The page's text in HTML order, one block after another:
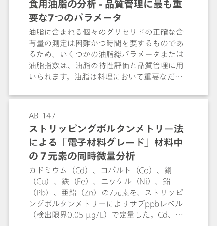
食用油脂の分析 - 品質管理に最も重
要な7つのパラメータ
油脂に含まれる個々のグリセリドの正確な含
有量の測定は困難かつ時間を要するものであ
るため、いくつかの油脂総パラメータまたは
油脂指数は、油脂の特性評価と品質管理に用
いられます。油脂は料理において重要なだけ
およびパーソナルケア製品のための重要な成
格や基準では、最も重要な品質管理パラメー
タの測定について説明されています。この
Application Bulletinでは、以下の食用油脂に
おける油脂パラメータのための8つの重要な分
析メソッドについて説明されています:カール
フィッシャーメソッドに準じた水分の測定; ラ
ンシマット法に準じた酸化安定性の測定; ヨウ
素価; 過酸化物価; 鹸化価; 酸価、遊離脂肪酸
(FFA); 水酸基価; ポーラログラフィーを用いた
ニッケルの微量測定; これらのメソッドでは、
AB-147
ストリッピングボルタンメトリー法
による「電子材料グレード」材料中
の７元素の同時微量分析
カドミウム（Cd）、コバルト（Co）、銅
（Cu）、鉄（Fe）、ニッケル（Ni）、鉛
（Pb）、亜鉛（Zn）の7元素を、ストリッピ
ングボルタンメトリーによりサブppbレベル
（検出限界0.05 µg/L）で定量した。Cd、